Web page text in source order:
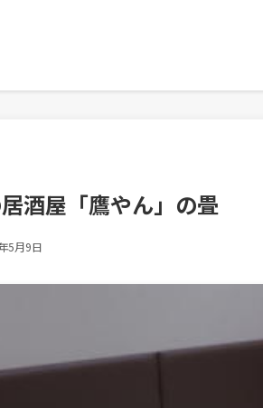
酒屋「鷹やん」の畳
5月9日